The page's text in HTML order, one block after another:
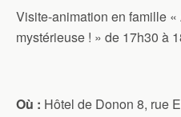
Visite-animation en famille
mystérieuse ! » de 17h30 à
Où : Hôtel de Donon 8, rue